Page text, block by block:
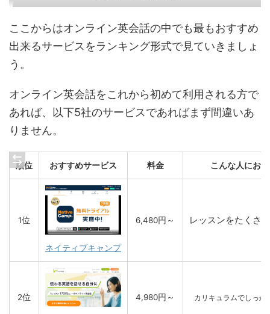
ここからはオンライン英会話の中でも最もおすすめ
出来るサービスをランキング形式で見ていきましょ
う。
オンライン英会話をこれから初めて利用される方で
あれば、以下5社のサービスであればまず間違いあ
りません。
順位 おすすめサービス 料金 こんな人にお
1位
ネイティブキャンプ
6,480円～ レッスンをたくさ
2位 4,980円～ カリキュラムでしっか